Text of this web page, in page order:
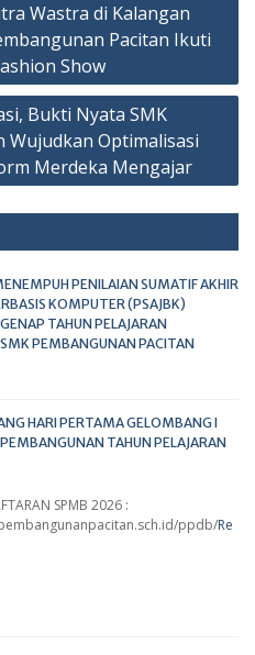
Wastra di Kalangan
Pacitan Ikuti
Show
Bukti Nyata SMK
Wujudkan Optimalisasi
Merdeka Mengajar
PENILAIAN SUMATIF AKHIR
KOMPUTER (PSAJBK)
TAHUN PELAJARAN
PEMBANGUNAN PACITAN
HARI PERTAMA GELOMBANG I
TAHUN PELAJARAN
SPMB 2026 :
ppdb/Re